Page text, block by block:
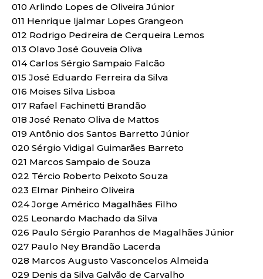
010 Arlindo Lopes de Oliveira Júnior
011 Henrique Ijalmar Lopes Grangeon
012 Rodrigo Pedreira de Cerqueira Lemos
013 Olavo José Gouveia Oliva
014 Carlos Sérgio Sampaio Falcão
015 José Eduardo Ferreira da Silva
016 Moises Silva Lisboa
017 Rafael Fachinetti Brandão
018 José Renato Oliva de Mattos
019 Antônio dos Santos Barretto Júnior
020 Sérgio Vidigal Guimarães Barreto
021 Marcos Sampaio de Souza
022 Tércio Roberto Peixoto Souza
023 Elmar Pinheiro Oliveira
024 Jorge Américo Magalhães Filho
025 Leonardo Machado da Silva
026 Paulo Sérgio Paranhos de Magalhães Júnior
027 Paulo Ney Brandão Lacerda
028 Marcos Augusto Vasconcelos Almeida
029 Denis da Silva Galvão de Carvalho